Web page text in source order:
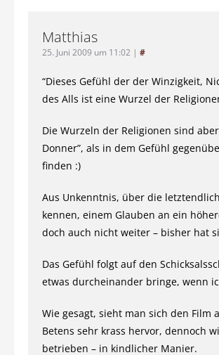
Matthias
25. Juni 2009 um 11:02 | #
“Dieses Gefühl der der Winzigkeit,
des Alls ist eine Wurzel der
Die Wurzeln der Religionen sind
Donner”, als in dem Gefühl
finden :)
Aus Unkenntnis, über die
kennen, einem Glauben an ein
doch auch nicht weiter – bisher hat
Das Gefühl folgt auf den
etwas durcheinander bringe, wenn
Wie gesagt, sieht man sich den Film
Betens sehr krass hervor, dennoch
betrieben – in kindlicher Manier.